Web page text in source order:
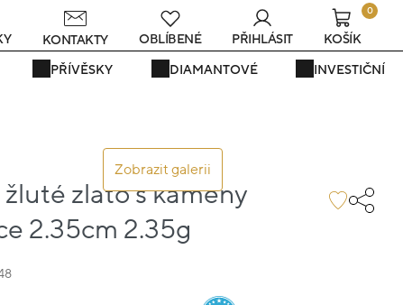
PŘÍVĚSKY DIAMANTOVÉ INVESTIČNÍ
KONTAKTY OBLÍBENÉ PŘIHLÁSIT
0
KOŠÍK
Zobrazit galerii
zlato s kameny
2.35cm 2.35g